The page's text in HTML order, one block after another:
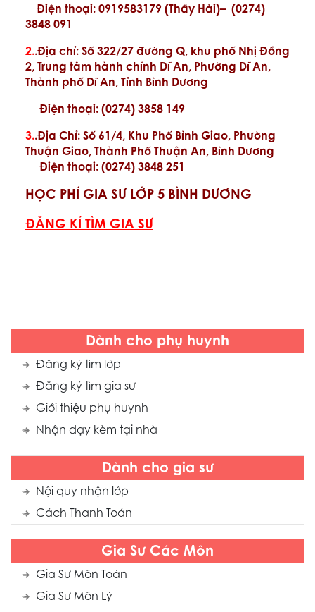
Dành cho phụ huynh
Đăng ký tìm lớp
Đăng ký tìm gia sư
Giới thiệu phụ huynh
Nhận dạy kèm tại nhà
Dành cho gia sư
Nội quy nhận lớp
Cách Thanh Toán
Gia Sư Các Môn
Gia Sư Môn Toán
Gia Sư Môn Lý
Điện thoại: 0919583179 (Thầy Hải)– (0274)
3848 091
2..Địa chỉ: Số 322/27 đường Q, khu phố Nhị Đồng
2, Trung tâm hành chính Dĩ An, Phường Dĩ An,
Thành phố Dĩ An, Tỉnh Bình Dương
Điện thoại: (0274) 3858 149
3..Địa Chỉ: Số 61/4, Khu Phố Bình Giao, Phường
Thuận Giao, Thành Phố Thuận An, Bình Dương
Điện thoại: (0274) 3848 251
HỌC PHÍ GIA SƯ LỚP 5 BÌNH DƯƠNG
ĐĂNG KÍ TÌM GIA SƯ